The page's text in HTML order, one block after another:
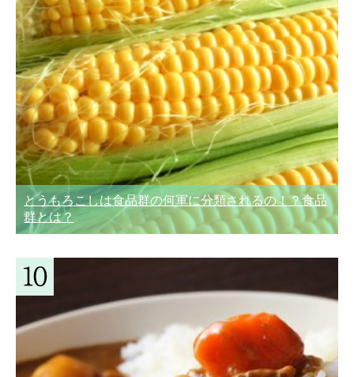
とうもろこしは食品群の何軍に分類されるの！？食品
群とは？